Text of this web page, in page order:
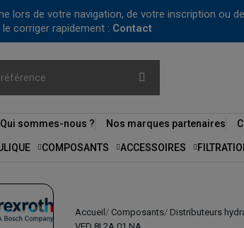
lors de votre navigation, de votre inscription ou
corriger rapidement : Contact
Qui sommes-nous ? Nos marques partenaires
COMPOSANTS ACCESSOIRES
Accueil Composants Distributeurs